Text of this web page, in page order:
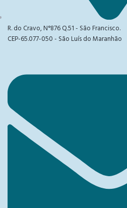
R. do Cravo, N°876 Q.51 - São Francisco.
CEP-65.077-050 - São Luís do Maranhão